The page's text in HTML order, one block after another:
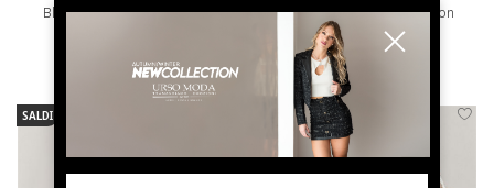
Blusa in lino con scollo a V
€ 84.00
Pantaloni donna in lino con
elastico
€ 210.00
-50%
€ 105.00
SALDI SALDI NUOVI ARRIVI